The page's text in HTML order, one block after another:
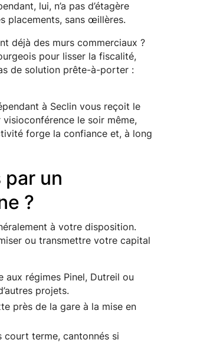
lui, n’a pas d’étagère
placements, sans œillères.
déjà des murs commerciaux ?
pour lisser la fiscalité,
de solution prête-à-porter :
à Seclin vous reçoit le
le soir même,
forge la confiance et, à long
un
?
à votre disposition.
ou transmettre votre capital
aux régimes Pinel, Dutreil ou
projets.
près de la gare à la mise en
court terme, cantonnés si